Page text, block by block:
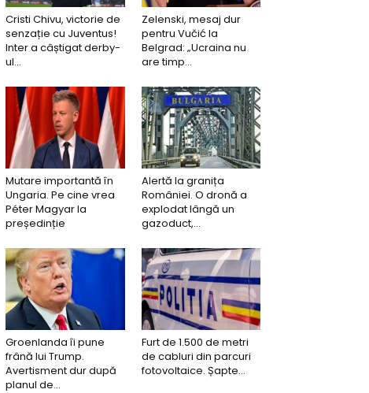
Cristi Chivu, victorie de
senzație cu Juventus!
Inter a câștigat derby-
ul...
Zelenski, mesaj dur
pentru Vučić la
Belgrad: „Ucraina nu
are timp...
Mutare importantă în
Ungaria. Pe cine vrea
Péter Magyar la
președinție
Alertă la granița
României. O dronă a
explodat lângă un
gazoduct,...
Groenlanda îi pune
frână lui Trump.
Avertisment dur după
planul de...
Furt de 1.500 de metri
de cabluri din parcuri
fotovoltaice. Șapte...